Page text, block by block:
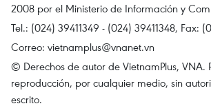
2008 por el Ministerio de Información y
Tel.: (024) 39411349 - (024) 39411348, Fax:
Correo: vietnamplus@vnanet.vn
© Derechos de autor de VietnamPlus, VNA.
reproducción, por cualquier medio, sin
escrito.